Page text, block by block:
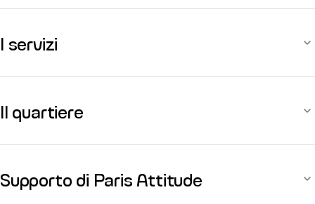
I servizi
Il quartiere
Supporto di Paris Attitude